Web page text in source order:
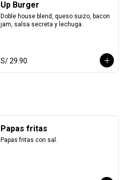
Up Burger
Doble house blend, queso suizo, bacon
jam, salsa secreta y lechuga.
S/ 29.90
Papas fritas
Papas fritas con sal.